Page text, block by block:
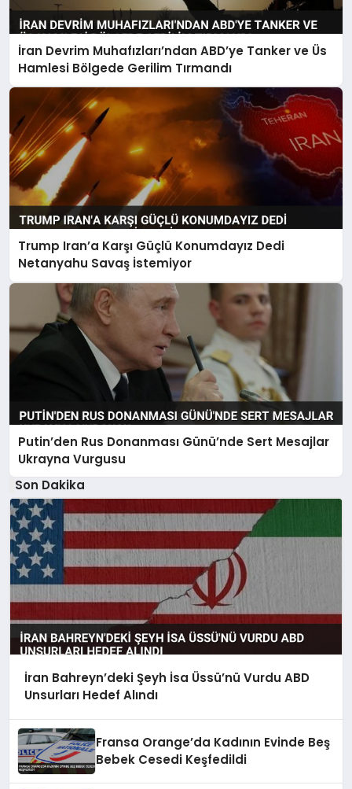
İran Devrim Muhafızları’ndan ABD’ye Tanker ve Üs
Hamlesi Bölgede Gerilim Tırmandı
Trump Iran’a Karşı Güçlü Konumdayız Dedi
Netanyahu Savaş İstemiyor
Putin’den Rus Donanması Günü’nde Sert Mesajlar
Ukrayna Vurgusu
Son Dakika
İran Bahreyn’deki Şeyh İsa Üssü’nü Vurdu ABD
Unsurları Hedef Alındı
Fransa Orange’da Kadının Evinde Beş
Bebek Cesedi Keşfedildi